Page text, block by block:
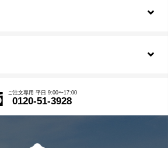
ご注文専用 平日 9:00〜17:00
0120-51-3928